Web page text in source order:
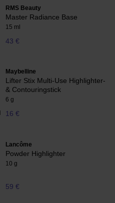
RMS Beauty
Master Radiance Base
15 ml
43 €
Maybelline
Lifter Stix Multi-Use Highlighter-
& Contouringstick
6 g
16 €
Lancôme
Powder Highlighter
10 g
59 €